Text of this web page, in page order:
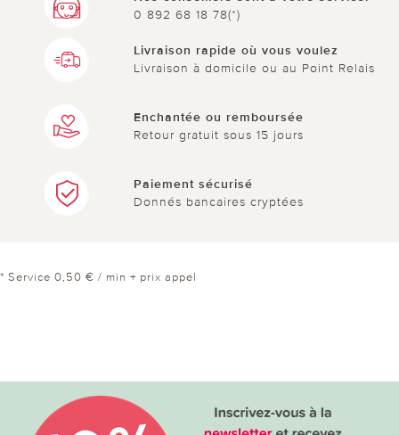
0 892 68 18 78(*)
Livraison rapide où vous voulez
Livraison à domicile ou au Point Relais
Enchantée ou remboursée
Retour gratuit sous 15 jours
Paiement sécurisé
Donnés bancaires cryptées
* Service 0,50 € / min + prix appel